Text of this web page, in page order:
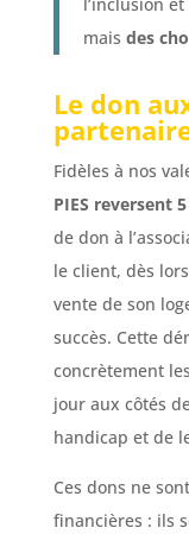
mais des
Le don
Fidèles à nos
PIES reversent
de don à
le client, dès
vente de son
succès. Cette
concrètement
jour aux côtés
handicap et de
Ces dons ne
financières : ils